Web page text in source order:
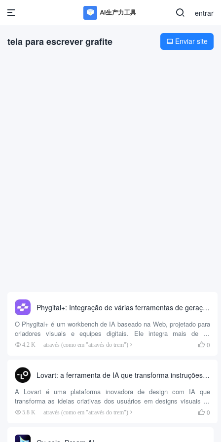
entrar
tela para escrever grafite  Enviar site
Phygital+: Integração de várias ferramentas de geração de ideias de IA no Canvas
O Phygital+ é um workbench de IA baseado na Web, projetado para
criadores visuais e equipes digitais. Ele integra mais de 30
ferramentas de IA, incluindo recursos como geração de imagens,
baseado em nós que permite aos usuários concluir ferramentas
complexas de IA simplesmente conectando diferentes...
4.2 K através (como em "através do trem")  0
Lovart: a ferramenta de IA que transforma instruções de texto em designs profissionais
A Lovart é uma plataforma inovadora de design com IA que
transforma as ideias criativas dos usuários em designs visuais de
nível profissional por meio de entrada de linguagem natural. Os
como pôsteres, logotipos de marcas, vídeos e conteúdo 3D. A
5.8 K através (como em "através do trem")  0